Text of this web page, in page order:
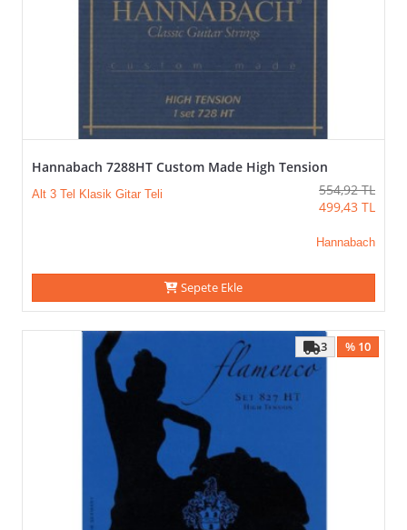
Hannabach 7288HT Custom Made High Tension
Alt 3 Tel Klasik Gitar Teli 554,92 TL
499,43 TL
Hannabach
Sepete Ekle
% 10
3